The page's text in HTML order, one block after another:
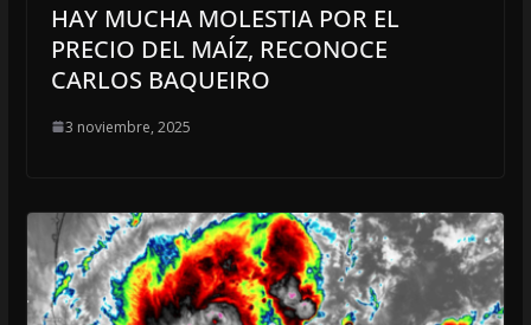
HAY MUCHA MOLESTIA POR EL
PRECIO DEL MAÍZ, RECONOCE
CARLOS BAQUEIRO
3 noviembre, 2025